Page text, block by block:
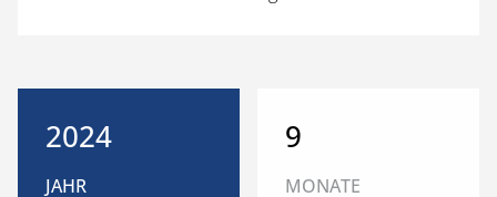
2024
JAHR
9
MONATE